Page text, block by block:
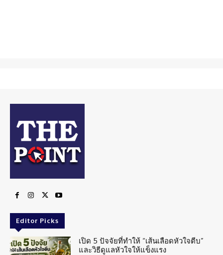
Editor Picks
เปิด 5 ปัจจัยที่ทำให้ “เส้นเลือดหัวใจตีบ”
และวิธีดูแลหัวใจให้แข็งแรง